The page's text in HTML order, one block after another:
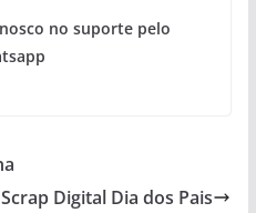
no suporte pelo
Digital Dia dos Pais